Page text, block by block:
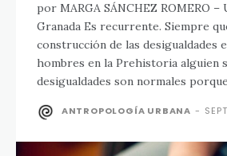
por MARGA SÁNCHEZ ROMERO –
Granada Es recurrente. Siempre que hablo de la
construcción de las desigualdades
hombres en la Prehistoria alguien
desigualdades son normales
ANTROPOLOGÍA URBANA -